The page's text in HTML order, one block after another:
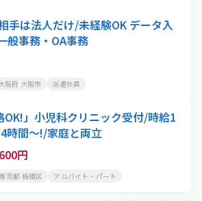
手は法人だけ/未経験OK データ入
般事務・OA事務
阪府 大阪市 派遣社員
OK!」小児科クリニック受付/時給1
時間～!/家庭と両立
円
東京都 板橋区 アルバイト・パート